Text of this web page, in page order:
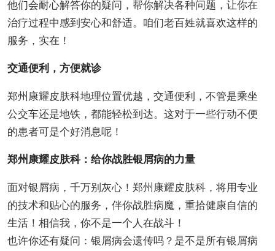
他们会耐心解答你的疑问，帮你解决各种问题，让你在
治疗过程中感到安心和舒适。咱们老百姓就喜欢这样的
服务，实在！
交通便利，方便就诊
郑州康耀皮肤科地理位置优越，交通便利，不管是乘坐
公交车还是地铁，都能轻松到达。这对于一些行动不便
的患者可是个好消息呢！
郑州康耀皮肤科：给你战胜银屑病的力量
面对银屑病，千万别灰心！郑州康耀皮肤科，将用专业
的技术和贴心的服务，伴你战胜病魔，重拾健康自信的
生活！相信我，你不是一个人在战斗！
也许你还有疑问：银屑病会遗传吗？是不是所有银屑病